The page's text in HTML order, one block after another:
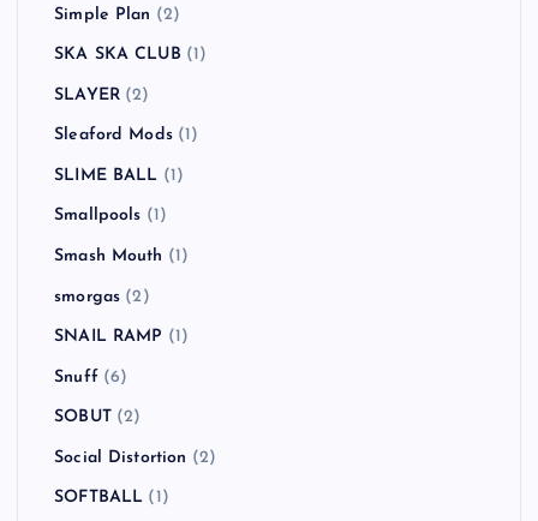
Simple Plan (2)
SKA SKA CLUB (1)
SLAYER(2)
Sleaford Mods(1)
SLIME BALL (1)
Smallpools (1)
Smash Mouth (1)
smorgas (2)
SNAIL RAMP (1)
Snuff (6)
SOBUT(2)
Social Distortion (2)
SOFTBALL (1)